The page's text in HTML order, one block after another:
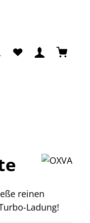
Du hast 0 Produkte
reinen
Ladung!